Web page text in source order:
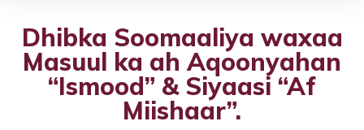
Dhibka Soomaaliya waxaa
Masuul ka ah Aqoonyahan
“Ismood” & Siyaasi “Af
Miishaar”.